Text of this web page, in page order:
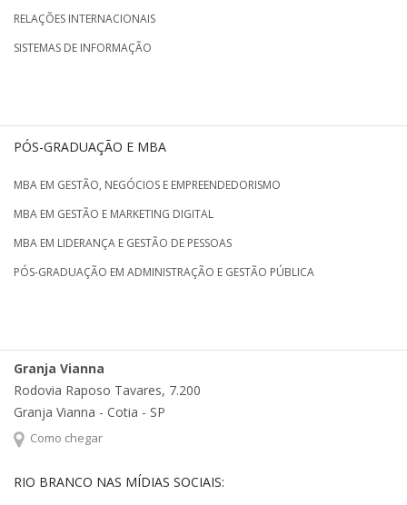
RELAÇÕES INTERNACIONAIS
SISTEMAS DE INFORMAÇÃO
PÓS-GRADUAÇÃO E MBA
MBA EM GESTÃO, NEGÓCIOS E EMPREENDEDORISMO
MBA EM GESTÃO E MARKETING DIGITAL
MBA EM LIDERANÇA E GESTÃO DE PESSOAS
PÓS-GRADUAÇÃO EM ADMINISTRAÇÃO E GESTÃO PÚBLICA
Granja Vianna
Rodovia Raposo Tavares, 7.200
Granja Vianna - Cotia - SP
Como chegar
RIO BRANCO NAS MÍDIAS SOCIAIS: